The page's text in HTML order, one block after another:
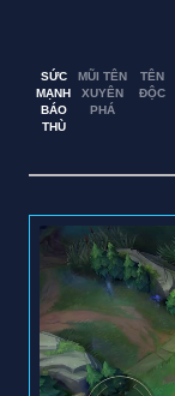
SỨC
MẠNH
BÁO
THÙ
MŨI TÊN
XUYÊN
PHÁ
TÊN
ĐỘC